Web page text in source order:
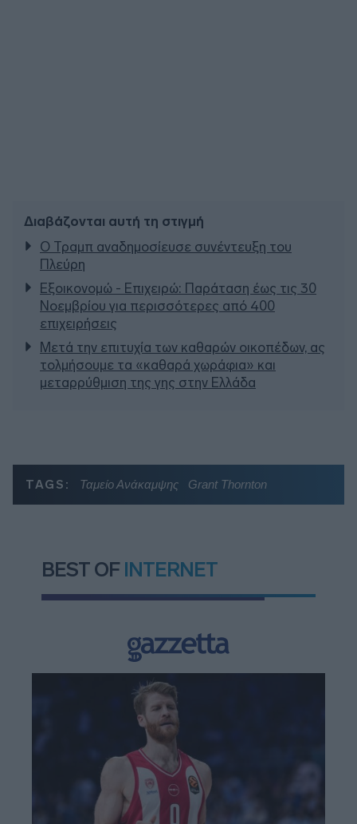
Διαβάζονται αυτή τη στιγμή
Ο Τραμπ αναδημοσίευσε συνέντευξη του
Πλεύρη
Εξοικονομώ - Επιχειρώ: Παράταση έως τις 30
Νοεμβρίου για περισσότερες από 400
επιχειρήσεις
Μετά την επιτυχία των καθαρών οικοπέδων, ας
τολμήσουμε τα «καθαρά χωράφια» και
μεταρρύθμιση της γης στην Ελλάδα
TAGS: Ταμείο Ανάκαμψης Grant Thornton
BEST OF INTERNET